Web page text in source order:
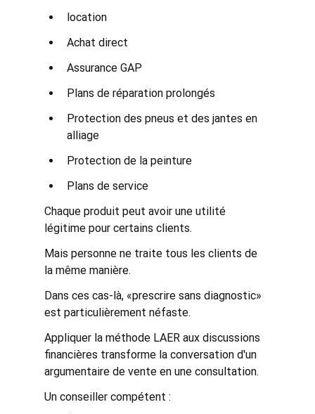
location
Achat direct
Assurance GAP
Plans de réparation prolongés
Protection des pneus et des jantes en
alliage
Protection de la peinture
Plans de service
Chaque produit peut avoir une utilité
légitime pour certains clients.
Mais personne ne traite tous les clients de
la même manière.
Dans ces cas-là, «prescrire sans diagnostic»
est particulièrement néfaste.
Appliquer la méthode LAER aux discussions
financières transforme la conversation d'un
argumentaire de vente en une consultation.
Un conseiller compétent :